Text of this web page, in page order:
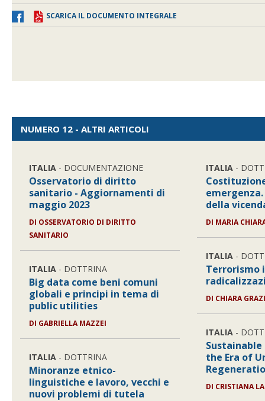
SCARICA IL DOCUMENTO INTEGRALE
NUMERO 12 - ALTRI ARTICOLI
ITALIA - DOCUMENTAZIONE
Osservatorio di diritto
sanitario - Aggiornamenti di
maggio 2023
DI OSSERVATORIO DI DIRITTO
SANITARIO
ITALIA - DOTTRINA
Big data come beni comuni
globali e principi in tema di
public utilities
DI GABRIELLA MAZZEI
ITALIA - DOTTRINA
Minoranze etnico-
linguistiche e lavoro, vecchi e
nuovi problemi di tutela
ITALIA -
della
DI MARIA
ITALIA -
Terrorismo
DI CHIARA
ITALIA -
the Era of
DI CRISTIANA